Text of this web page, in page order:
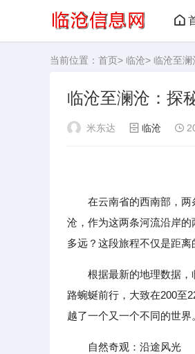
当前位置： 首页> 临沧> 临沧至澜
临沧至澜沧：探
米东达 临沧
在云南省的西南部，两
沧，作为这两条河流沿岸
多远？这段旅程不仅是距
根据最新的地理数据
路蜿蜒前行，大致在200至
越了一个又一个不同的世界
自然奇观：沿途风光